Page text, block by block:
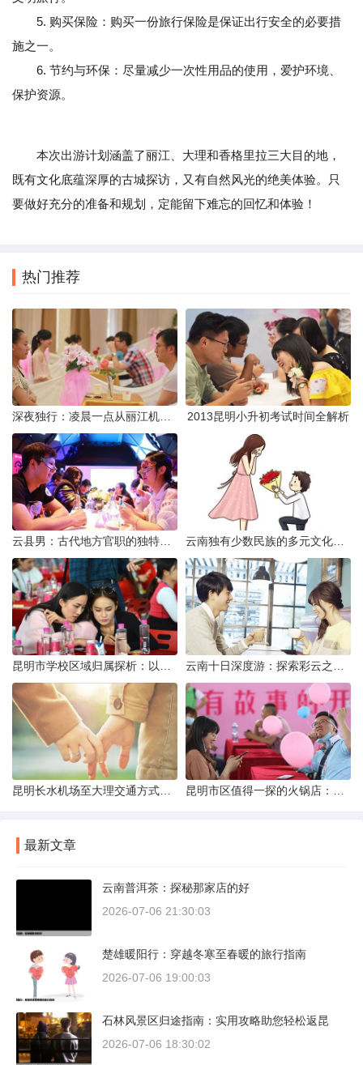
5. 购买保险：购买一份旅行保险是保证出行安全的必要措
施之一。
6. 节约与环保：尽量减少一次性用品的使用，爱护环境、
保护资源。
本次出游计划涵盖了丽江、大理和香格里拉三大目的地，
既有文化底蕴深厚的古城探访，又有自然风光的绝美体验。只
要做好充分的准备和规划，定能留下难忘的回忆和体验！
热门推荐
2013昆明小升初考试时间全解析
最新文章
云南普洱茶：探秘那家店的好
2026-07-06 21:30:03
楚雄暖阳行：穿越冬寒至春暖的旅行指南
2026-07-06 19:00:03
石林风景区归途指南：实用攻略助您轻松返昆
2026-07-06 18:30:02